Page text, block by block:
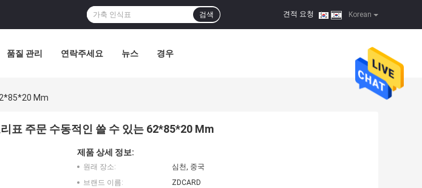
Korean
견적 요청 |
검색
품질 관리 연락주세요 뉴스 경우
Mm
표 주문 수동적인 쓸 수 있는 62*85*20 Mm
제품 상세 정보:
원래 장소:
심천, 중국
브랜드 이름:
ZDCARD